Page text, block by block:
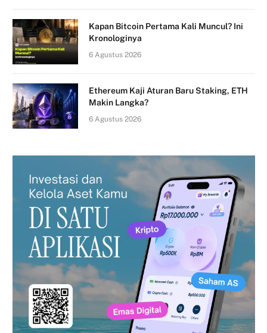
Kapan Bitcoin Pertama Kali Muncul? Ini
Kronologinya
6 Agustus 2026
Ethereum Kaji Aturan Baru Staking, ETH
Makin Langka?
6 Agustus 2026